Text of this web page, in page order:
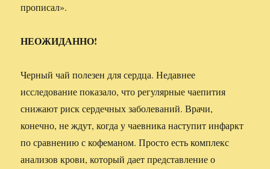
прописал».
НЕОЖИДАННО!
Черный чай полезен для сердца. Недавнее
исследование показало, что регулярные чаепития
снижают риск сердечных заболеваний. Врачи,
конечно, не ждут, когда у чаевника наступит инфаркт
по сравнению с кофеманом. Просто есть комплекс
анализов крови, который дает представление о